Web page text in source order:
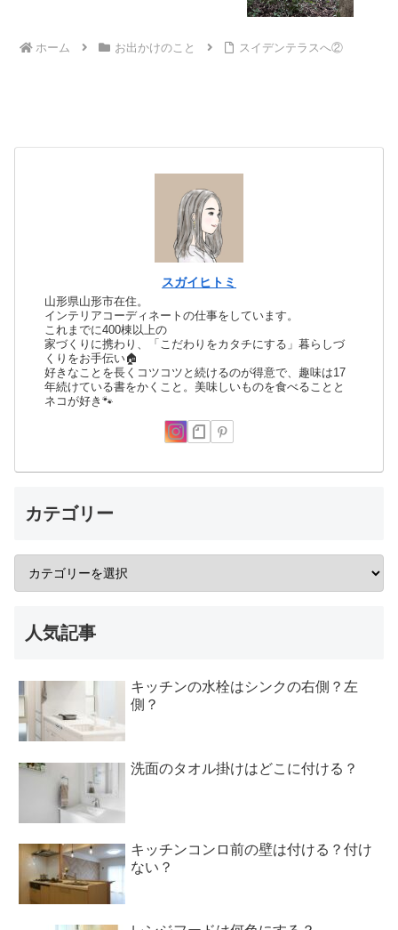
ホーム お出かけのこと スイデンテラスへ②
スガイヒトミ
山形県山形市在住。
インテリアコーディネートの仕事をしています。
これまでに400棟以上の
家づくりに携わり、「こだわりをカタチにする」暮らしづ
くりをお手伝い🏠
好きなことを長くコツコツと続けるのが得意で、趣味は17
年続けている書をかくこと。美味しいものを食べることと
ネコが好き🐾
カテゴリー
人気記事
キッチンの水栓はシンクの右側？左
側？
洗面のタオル掛けはどこに付ける？
キッチンコンロ前の壁は付ける？付け
ない？